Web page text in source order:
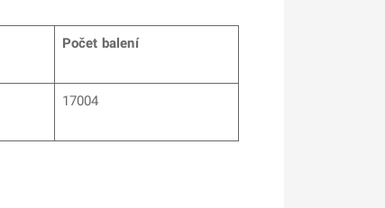
Počet balení
17004